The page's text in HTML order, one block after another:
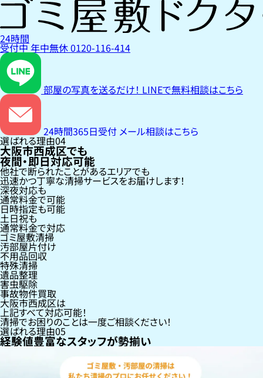
24時間
受付中年中無休0120-116-414
部屋の写真を送るだけ！ LINEで無料相談はこちら
24時間365日受付 メール相談はこちら
選ばれる理由04
大阪市西成区でも
夜間・即日対応可能
他社で断られたことがあるエリアでも
迅速かつ丁寧な清掃サービスをお届けします！
深夜対応も
通常料金で可能
日時指定も可能
土日祝も
通常料金で対応
ゴミ屋敷清掃
汚部屋片付け
不用品回収
特殊清掃
遺品整理
害虫駆除
事故物件買取
大阪市西成区は
上記すべて対応可能！
清掃でお困りのことは一度ご相談ください！
選ばれる理由05
経験値豊富なスタッフが勢揃い